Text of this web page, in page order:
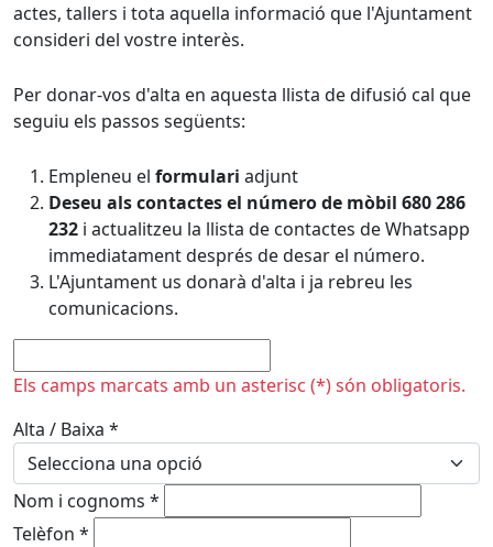
actes, tallers i tota aquella informació que l'Ajuntament
consideri del vostre interès.
Per donar-vos d'alta en aquesta llista de difusió cal que
seguiu els passos següents:
Empleneu el formulari adjunt
Deseu als contactes el número de mòbil 680 286
232 i actualitzeu la llista de contactes de Whatsapp
immediatament després de desar el número.
L'Ajuntament us donarà d'alta i ja rebreu les
comunicacions.
Els camps marcats amb un asterisc (*) són obligatoris.
Alta / Baixa *
Nom i cognoms *
Telèfon *